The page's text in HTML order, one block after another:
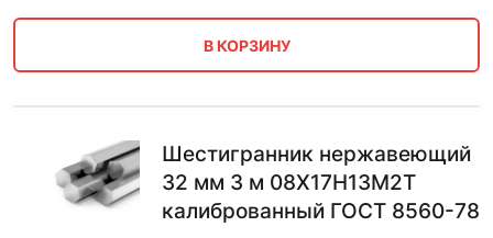
В КОРЗИНУ
Шестигранник нержавеющий
32 мм 3 м 08Х17Н13М2Т
калиброванный ГОСТ 8560-78